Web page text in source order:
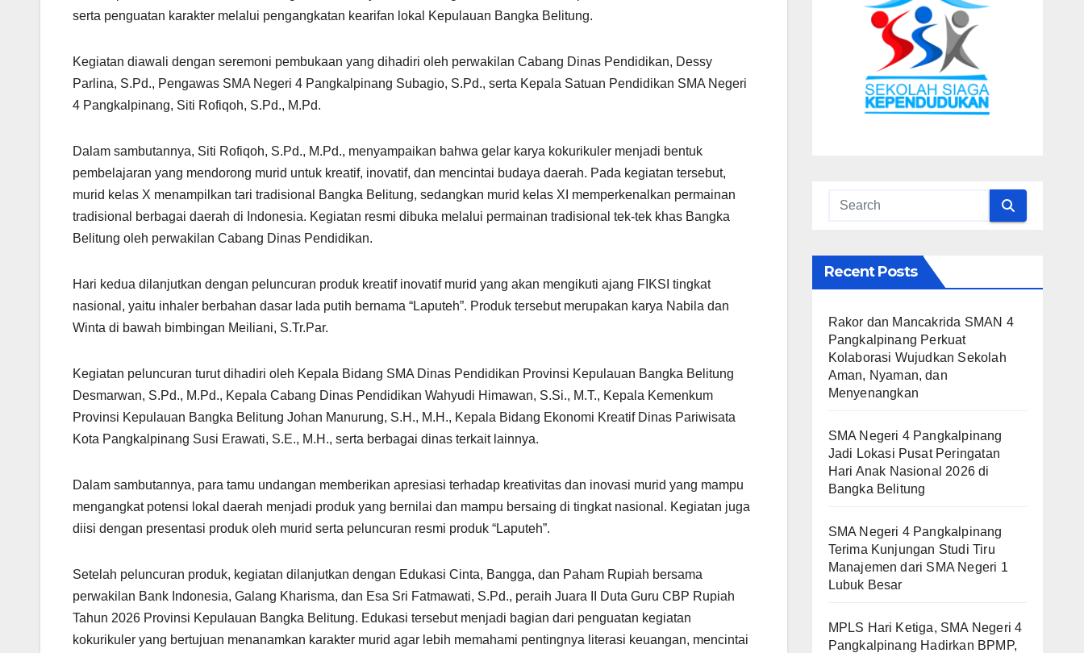
serta penguatan karakter melalui pengangkatan kearifan lokal Kepulauan Bangka Belitung.
Kegiatan diawali dengan seremoni pembukaan yang dihadiri oleh perwakilan Cabang Dinas Pendidikan, Dessy
Parlina, S.Pd., Pengawas SMA Negeri 4 Pangkalpinang Subagio, S.Pd., serta Kepala Satuan Pendidikan SMA Negeri
4 Pangkalpinang, Siti Rofiqoh, S.Pd., M.Pd.
Dalam sambutannya, Siti Rofiqoh, S.Pd., M.Pd., menyampaikan bahwa gelar karya kokurikuler menjadi bentuk
pembelajaran yang mendorong murid untuk kreatif, inovatif, dan mencintai budaya daerah. Pada kegiatan tersebut,
murid kelas X menampilkan tari tradisional Bangka Belitung, sedangkan murid kelas XI memperkenalkan permainan
tradisional berbagai daerah di Indonesia. Kegiatan resmi dibuka melalui permainan tradisional tek-tek khas Bangka
Belitung oleh perwakilan Cabang Dinas Pendidikan.
Hari kedua dilanjutkan dengan peluncuran produk kreatif inovatif murid yang akan mengikuti ajang FIKSI tingkat
nasional, yaitu inhaler berbahan dasar lada putih bernama “Laputeh”. Produk tersebut merupakan karya Nabila dan
Winta di bawah bimbingan Meiliani, S.Tr.Par.
Kegiatan peluncuran turut dihadiri oleh Kepala Bidang SMA Dinas Pendidikan Provinsi Kepulauan Bangka Belitung
Desmarwan, S.Pd., M.Pd., Kepala Cabang Dinas Pendidikan Wahyudi Himawan, S.Si., M.T., Kepala Kemenkum
Provinsi Kepulauan Bangka Belitung Johan Manurung, S.H., M.H., Kepala Bidang Ekonomi Kreatif Dinas Pariwisata
Kota Pangkalpinang Susi Erawati, S.E., M.H., serta berbagai dinas terkait lainnya.
Dalam sambutannya, para tamu undangan memberikan apresiasi terhadap kreativitas dan inovasi murid yang mampu
mengangkat potensi lokal daerah menjadi produk yang bernilai dan mampu bersaing di tingkat nasional. Kegiatan juga
diisi dengan presentasi produk oleh murid serta peluncuran resmi produk “Laputeh”.
Setelah peluncuran produk, kegiatan dilanjutkan dengan Edukasi Cinta, Bangga, dan Paham Rupiah bersama
perwakilan Bank Indonesia, Galang Kharisma, dan Esa Sri Fatmawati, S.Pd., peraih Juara II Duta Guru CBP Rupiah
Tahun 2026 Provinsi Kepulauan Bangka Belitung. Edukasi tersebut menjadi bagian dari penguatan kegiatan
kokurikuler yang bertujuan menanamkan karakter murid agar lebih memahami pentingnya literasi keuangan, mencintai
Recent Posts
Rakor dan Mancakrida SMAN 4
Pangkalpinang Perkuat
Kolaborasi Wujudkan Sekolah
Aman, Nyaman, dan
Menyenangkan
SMA Negeri 4 Pangkalpinang
Jadi Lokasi Pusat Peringatan
Hari Anak Nasional 2026 di
Bangka Belitung
SMA Negeri 4 Pangkalpinang
Terima Kunjungan Studi Tiru
Manajemen dari SMA Negeri 1
Lubuk Besar
MPLS Hari Ketiga, SMA Negeri 4
Pangkalpinang Hadirkan BPMP,